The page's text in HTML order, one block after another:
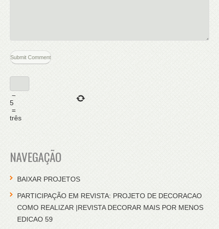
−
5
=
três
NAVEGAÇÃO
BAIXAR PROJETOS
PARTICIPAÇÃO EM REVISTA: PROJETO DE DECORACAO
COMO REALIZAR |REVISTA DECORAR MAIS POR MENOS
EDICAO 59